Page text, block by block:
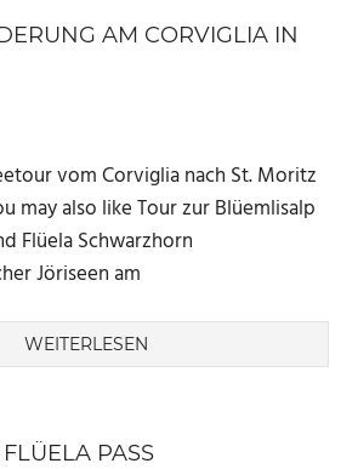
AM CORVIGLIA IN
vom Corviglia nach St. Moritz
may also like Tour zur Blüemlisalp
Flüela Schwarzhorn
Jöriseen am
WEITERLESEN
PASS